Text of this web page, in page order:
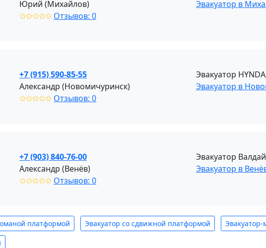
Юрий (Михайлов)
✩✩✩✩✩ Отзывов: 0
Эвакуатор в
+7 (915) 590-85-55
Александр (Новомичуринск)
✩✩✩✩✩ Отзывов: 0
Эвакуатор
Эвакуатор в
+7 (903) 840-76-00
Александр (Венёв)
✩✩✩✩✩ Отзывов: 0
Эвакуатор
Эвакуатор в
платформой Эвакуатор со сдвижной платформой